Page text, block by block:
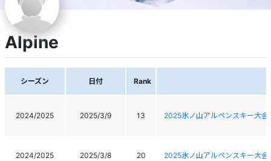
Alpine
シーズン 日付 Rank
2024/2025 2025/3/9 13 2025氷ノ山アルペンスキー大会
2024/2025 2025/3/8 20 2025氷ノ山アルペンスキー大会